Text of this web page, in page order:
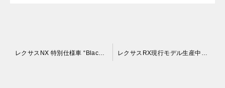
レクサスNX 特別仕様車 “Black Sequence”はどうなの？外装内装と装備を検証 レクサスRX現行モデル生産中止と新型RX